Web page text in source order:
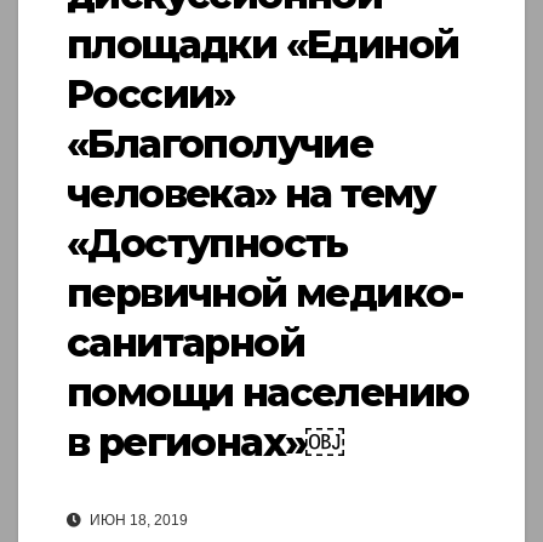
площадки «Единой
России»
«Благополучие
человека» на тему
«Доступность
первичной медико-
санитарной
помощи населению
в регионах»￼
ИЮН 18, 2019